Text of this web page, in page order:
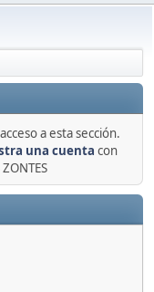
a esta sección.
una cuenta con